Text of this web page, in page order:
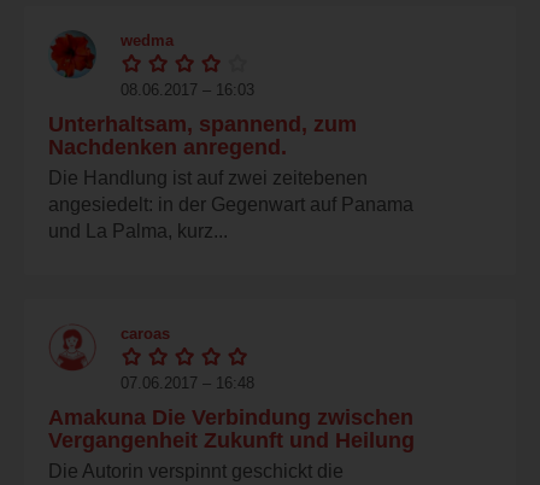
wedma
08.06.2017 – 16:03
Unterhaltsam, spannend, zum
Nachdenken anregend.
Die Handlung ist auf zwei zeitebenen
angesiedelt: in der Gegenwart auf Panama
und La Palma, kurz...
caroas
07.06.2017 – 16:48
Amakuna Die Verbindung zwischen
Vergangenheit Zukunft und Heilung
Die Autorin verspinnt geschickt die